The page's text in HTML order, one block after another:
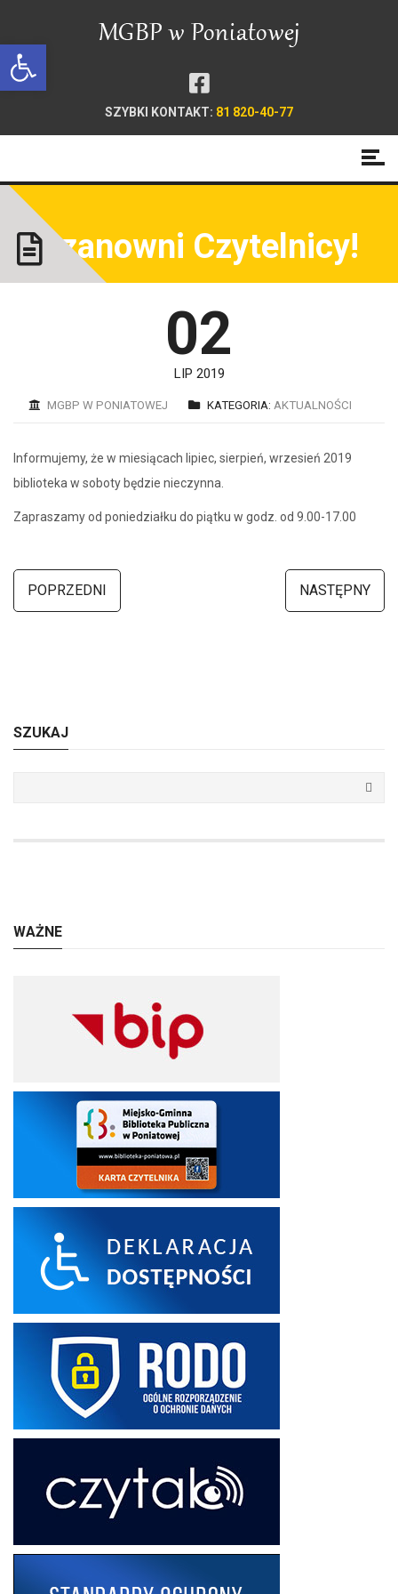
Open toolbar
SZYBKI KONTAKT: 81 820-40-77
Szanowni Czytelnicy!
02
LIP 2019
MGBP W PONIATOWEJ KATEGORIA: AKTUALNOŚCI
Informujemy, że w miesiącach lipiec, sierpień, wrzesień 2019
biblioteka w soboty będzie nieczynna.
Zapraszamy od poniedziałku do piątku w godz. od 9.00-17.00
POPRZEDNI NASTĘPNY
SZUKAJ
WAŻNE